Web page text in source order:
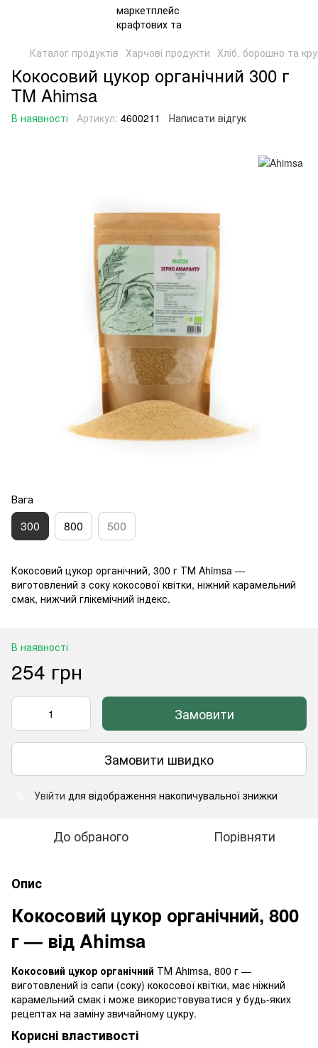
Каталог продуктів Харчові продукти Хліб, борошно та
Кокосовий цукор органічний 300 г
TM Ahimsa
В наявності Артикул: 4600211 Написати відгук
Вага
300 800 500
Кокосовий цукор органічний, 300 г ТМ Ahimsa —
виготовлений з соку кокосової квітки, ніжний карамельний
смак, нижчий глікемічний індекс.
В наявності
254 грн
Замовити
Замовити швидко
Увійти для відображення накопичувальної знижки
До обраного Порівняти
Опис
Кокосовий цукор органічний, 800
г — від Ahimsa
Кокосовий цукор органічний ТМ Ahimsa, 800 г —
виготовлений із сапи (соку) кокосової квітки, має ніжний
карамельний смак і може використовуватися у будь-яких
рецептах на заміну звичайному цукру.
Корисні властивості